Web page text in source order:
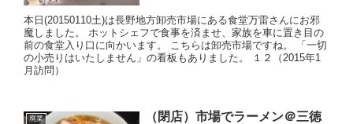
本日(20150110土)は長野地方卸売市場にある食堂万雷さんにお邪
魔しました。 ホットシェフで食事を済ませ、家族を車に置き目の
前の食堂入り口に向かいます。 こちらは卸売市場ですね。 「一切
の小売りはいたしません」の看板もありました。 １２（2015年1
月訪問）
廃業
（閉店）市場でラーメン＠三徳